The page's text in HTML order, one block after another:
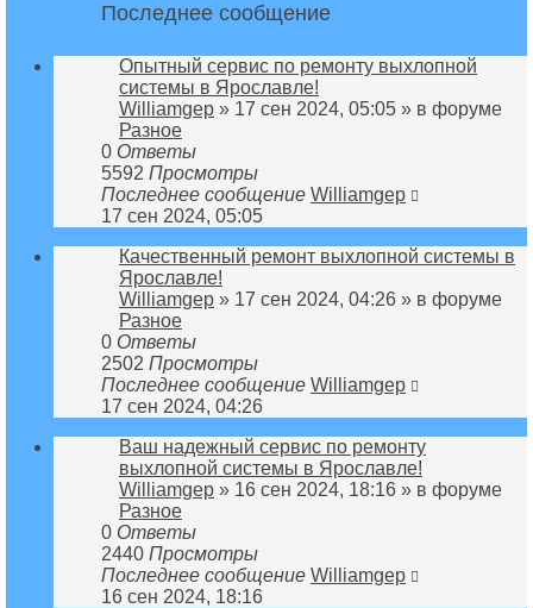
Последнее сообщение
Опытный сервис по ремонту выхлопной
системы в Ярославле!
Williamgep » 17 сен 2024, 05:05 » в форуме
Разное
0 Ответы
5592 Просмотры
Последнее сообщение Williamgep
17 сен 2024, 05:05
Качественный ремонт выхлопной системы в
Ярославле!
Williamgep » 17 сен 2024, 04:26 » в форуме
Разное
0 Ответы
2502 Просмотры
Последнее сообщение Williamgep
17 сен 2024, 04:26
Ваш надежный сервис по ремонту
выхлопной системы в Ярославле!
Williamgep » 16 сен 2024, 18:16 » в форуме
Разное
0 Ответы
2440 Просмотры
Последнее сообщение Williamgep
16 сен 2024, 18:16